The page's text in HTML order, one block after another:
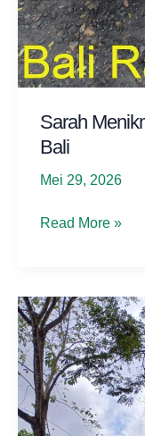
Sarah
Bali
Mei 29, 2026
Sarah
Buggy
di
Bali
Read More »